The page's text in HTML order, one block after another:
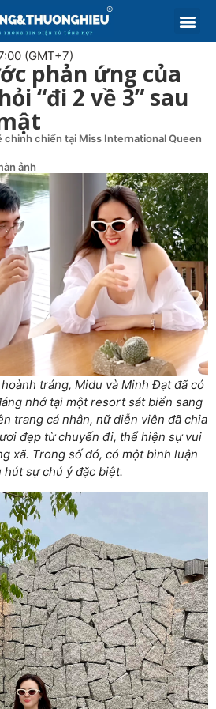
(GMT+7)
phản ứng của
“đi 2 về 3” sau
chinh chiến tại Miss International Queen
ảnh
tráng, Midu và Minh Đạt đã có
nhớ tại một resort sát biển sang
trang cá nhân, nữ diễn viên đã chia
đẹp từ chuyến đi, thể hiện sự vui
xã. Trong số đó, có một bình luận
sự chú ý đặc biệt.